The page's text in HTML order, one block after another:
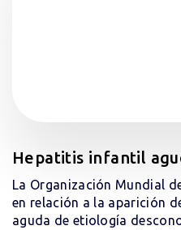
Hepatitis infantil
La Organización Mundial
en relación a la aparición
aguda de etiología